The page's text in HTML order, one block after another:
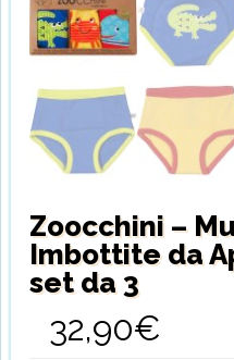
Zoocchini –
Imbottite da
set da 3
32,90€